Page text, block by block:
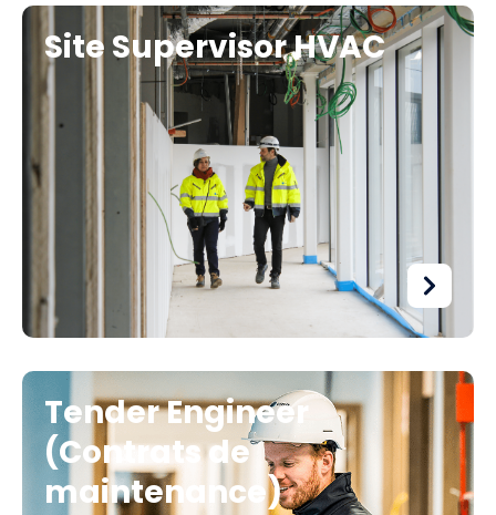
Site Supervisor HVAC
Tender Engineer
(Contrats de
maintenance)